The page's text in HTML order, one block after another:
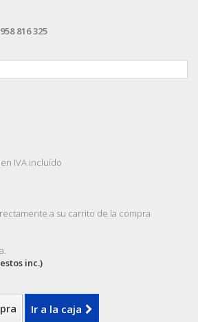
816 325
IVA incluído
a su carrito de la compra
inc.)
Ir a la caja